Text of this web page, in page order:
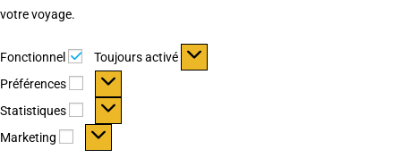
votre voyage.
Fonctionnel Fonctionnel
Toujours activé
Préférences
Préférences
Statistiques Statistiques
Marketing Marketing